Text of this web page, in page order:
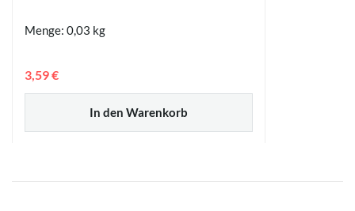
Menge: 0,03 kg
In den Warenkorb
3,59 €